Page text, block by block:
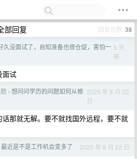
部回复 回复总数 38
久没面试了，自知准备也很仓促，害怕一 5 天
前
面试
› 想问问学历的问题如何从根 2025 年 8 月 22
日
那就无解。要不就找国外远程，要不就
最近是不是工作机会变多了 2025 年 8 月 22 日